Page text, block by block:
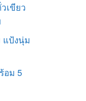
เขียว
แป้งนุ่ม
อม 5